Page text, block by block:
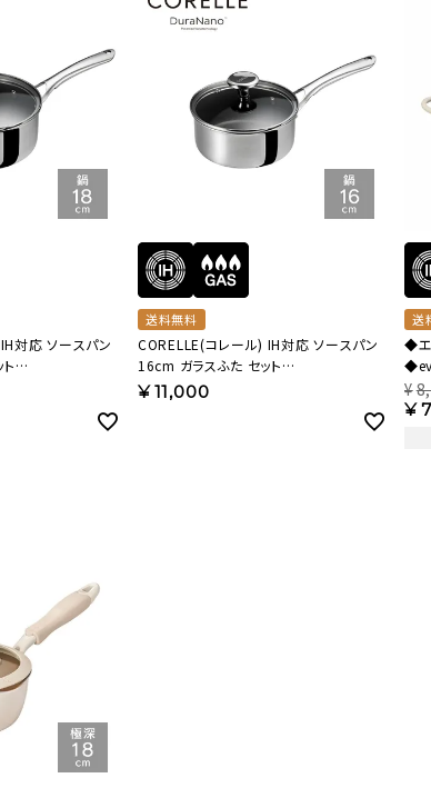
対応 ソースパン
送料無料
CORELLE(コレール) IH対応 ソースパン
16cm ガラスふた セット
CSS16SVWL【HO】
¥11,000
送
◆エ
鍋
¥
¥